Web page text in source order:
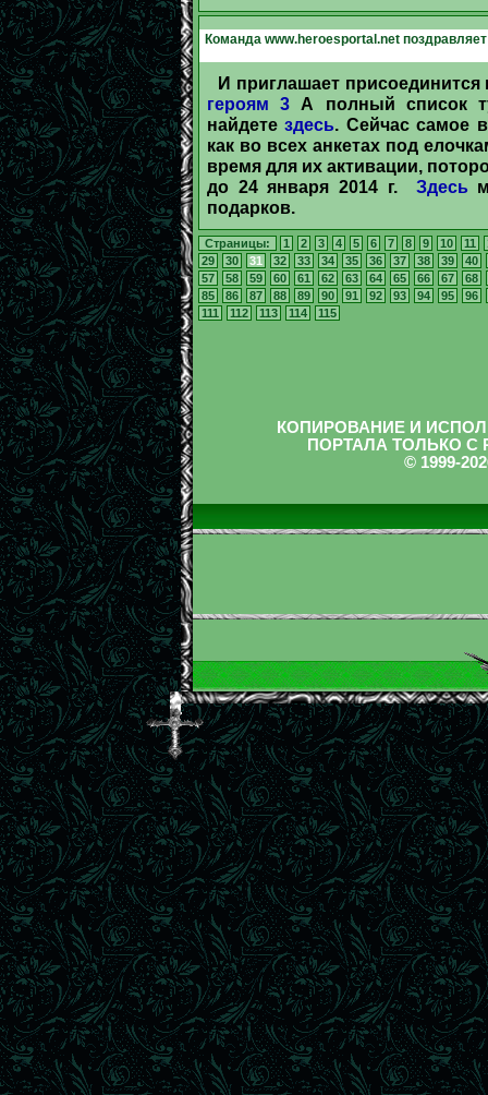
Команда www.heroesportal.net
И приглашает
героям 3 А полный список
найдетездесь. Сейчас самое
как во всех анкетах под
время для их активации,
до 24 января 2014 г.
Здесь
подарков.
Страницы: 1 2 3 4 5 6 7 8 9 10 11
29
30 31 32 33 34 35 36 37 38 39
40
57
58 59 60 61 62 63 64 65 66 67
68
85
86 87 88 89 90 91 92 93 94 95
96
111
112 113 114 115
КОПИРОВАНИЕ И
ПОРТАЛА ТОЛЬКО
© 1999-